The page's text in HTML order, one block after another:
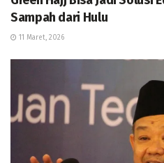
Sampah dari Hulu
11 Maret, 2026